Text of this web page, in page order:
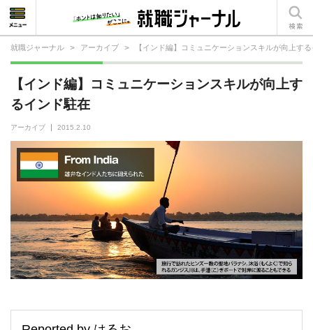
就職ジャーナル > アーカイブ > 【インド編】コミュニケーションスキルが向上す
【インド編】コミュニケーションスキルが向上す
るインド駐在
アーカイブ 2015.2.10
就活相談
就活ノウハウ
仕事の選び方・ヒント
仕事とは？
就活コラム